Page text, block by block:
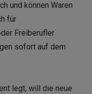
und können Waren
für
Freiberufler
sofort auf dem
legt, will die neue